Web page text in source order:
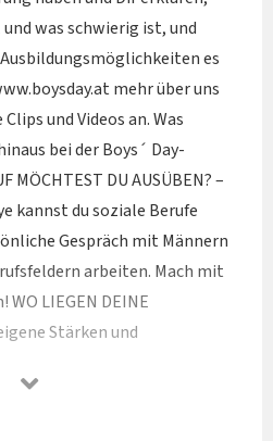
was schwierig ist, und
es
mehr über uns
und Videos an. Was
bei der Boys´ Day-
MÖCHTEST DU AUSÜBEN? –
kannst du soziale Berufe
Gespräch mit Männern
arbeiten. Mach mit
LIEGEN DEINE
Stärken und
einfühlsam sein,